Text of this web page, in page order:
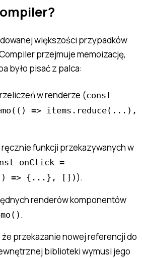
większości przypadków
przejmuje memoizację,
było pisać z palca:
w renderze (const
=> items.reduce(...),
funkcji przekazywanych w
onClick =
=> {...}, []) ).
renderów komponentów
.
przekazanie nowej referencji do
biblioteki wymusi jego